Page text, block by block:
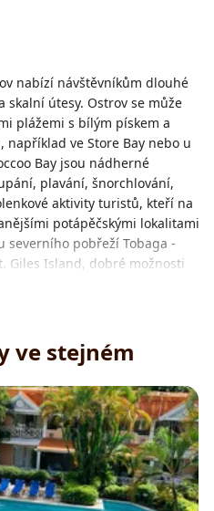
nabízí návštěvníkům dlouhé
skalní útesy. Ostrov se může
plážemi s bílým pískem a
například ve Store Bay nebo u
Bay jsou nádherné
plavání, šnorchlování,
aktivity turistů, kteří na
potápěčskými lokalitami
severního pobřeží Tobaga -
Giles Island, dobré možnosti
ve stejném